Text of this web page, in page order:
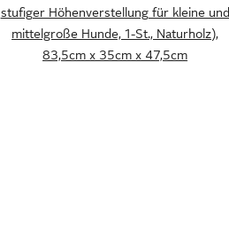
stufiger Höhenverstellung für kleine und
mittelgroße Hunde, 1-St., Naturholz),
83,5cm x 35cm x 47,5cm